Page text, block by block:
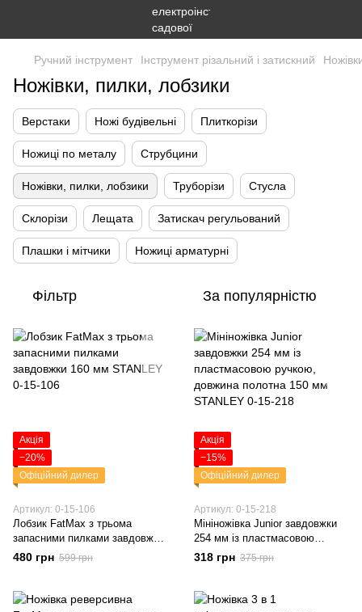
Ручний інструмент Інструмент різальний і затискний
Ножівки, пилки, лобзики
Верстаки Ножі будівельні Плиткорізи
Ножиці по металу Струбцини
Ножівки, пилки, лобзики Труборізи Стусла
Склорізи Лещата Затискач регульований
Плашки і мітчики Ножиці арматурні
Фільтр За популярністю
Акція
−20%
Офіційний дилер
Артикул: 0-15-106
Лобзик FatMax з трьома
запасними пилками завдовжки
160 мм STANLEY 0-15-106
480 грн 599 грн
Акція
−15%
Офіційний дилер
Артикул: 0-15-218
Мініножівка Junior завдовжки
254 мм із пластмасовою
ручкою, довжина полотна 150
мм STANLEY 0-15-218
318 грн 375 грн